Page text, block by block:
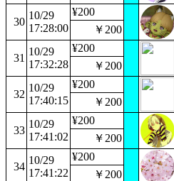
30
10/29
17:28:00
¥200
￥200
31
10/29
17:32:28
¥200
￥200
32
10/29
17:40:15
¥200
￥200
33
10/29
17:41:02
¥200
￥200
34
10/29
17:41:22
¥200
￥200